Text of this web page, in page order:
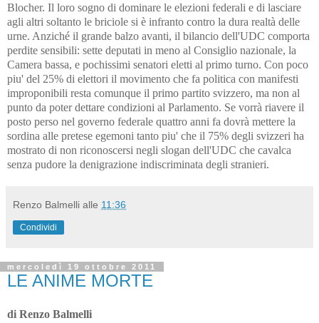
Blocher. Il loro sogno di dominare le elezioni federali e di lasciare
agli altri soltanto le briciole si è infranto contro la dura realtà delle
urne. Anziché il grande balzo avanti, il bilancio dell'UDC comporta
perdite sensibili: sette deputati in meno al Consiglio nazionale, la
Camera bassa, e pochissimi senatori eletti al primo turno. Con poco
piu' del 25% di elettori il movimento che fa politica con manifesti
improponibili resta comunque il primo partito svizzero, ma non al
punto da poter dettare condizioni al Parlamento. Se vorrà riavere il
posto perso nel governo federale quattro anni fa dovrà mettere la
sordina alle pretese egemoni tanto piu' che il 75% degli svizzeri ha
mostrato di non riconoscersi negli slogan dell'UDC che cavalca
senza pudore la denigrazione indiscriminata degli stranieri.
Renzo Balmelli alle 11:36
Condividi
mercoledì 19 ottobre 2011
LE ANIME MORTE
di Renzo Balmelli